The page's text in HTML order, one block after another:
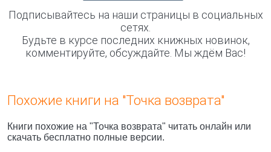
Подписывайтесь на наши страницы в социальных
сетях.
Будьте в курсе последних книжных новинок,
комментируйте, обсуждайте. Мы ждём Вас!
Похожие книги на "Точка возврата"
Книги похожие на "Точка возврата" читать онлайн или
скачать бесплатно полные версии.